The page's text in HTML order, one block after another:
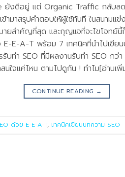
ยังดีอยู่ แต่ Organic Traffic กลับล
าสรุปคำตอบให้ผู้ใช้ทันที ในสนามแข่ง
ายสำคัญที่สุด และกุญแจที่จะไขโจท
E-E-A-T พร้อม 7 เทคนิคที่นำไปเ
ทำ SEO ที่มีผลงานรับทำ SEO กว่
ใจแค่ไหน ตามไปดูกัน ! ทำไม[อ่านเพิ่
CONTINUE READING →
ด้วย E-E-A-T, เทคนิคเขียนบทความ SEO